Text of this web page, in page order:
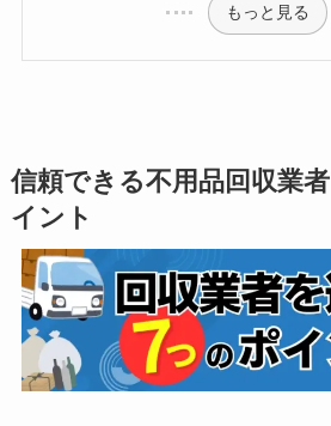
もっと見る
信頼できる不用品回収業
イント